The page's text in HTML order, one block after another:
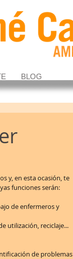
BLOG
y, en esta ocasión, te
funciones serán:
de enfermeros y
utilización, reciclaje...
de problemas